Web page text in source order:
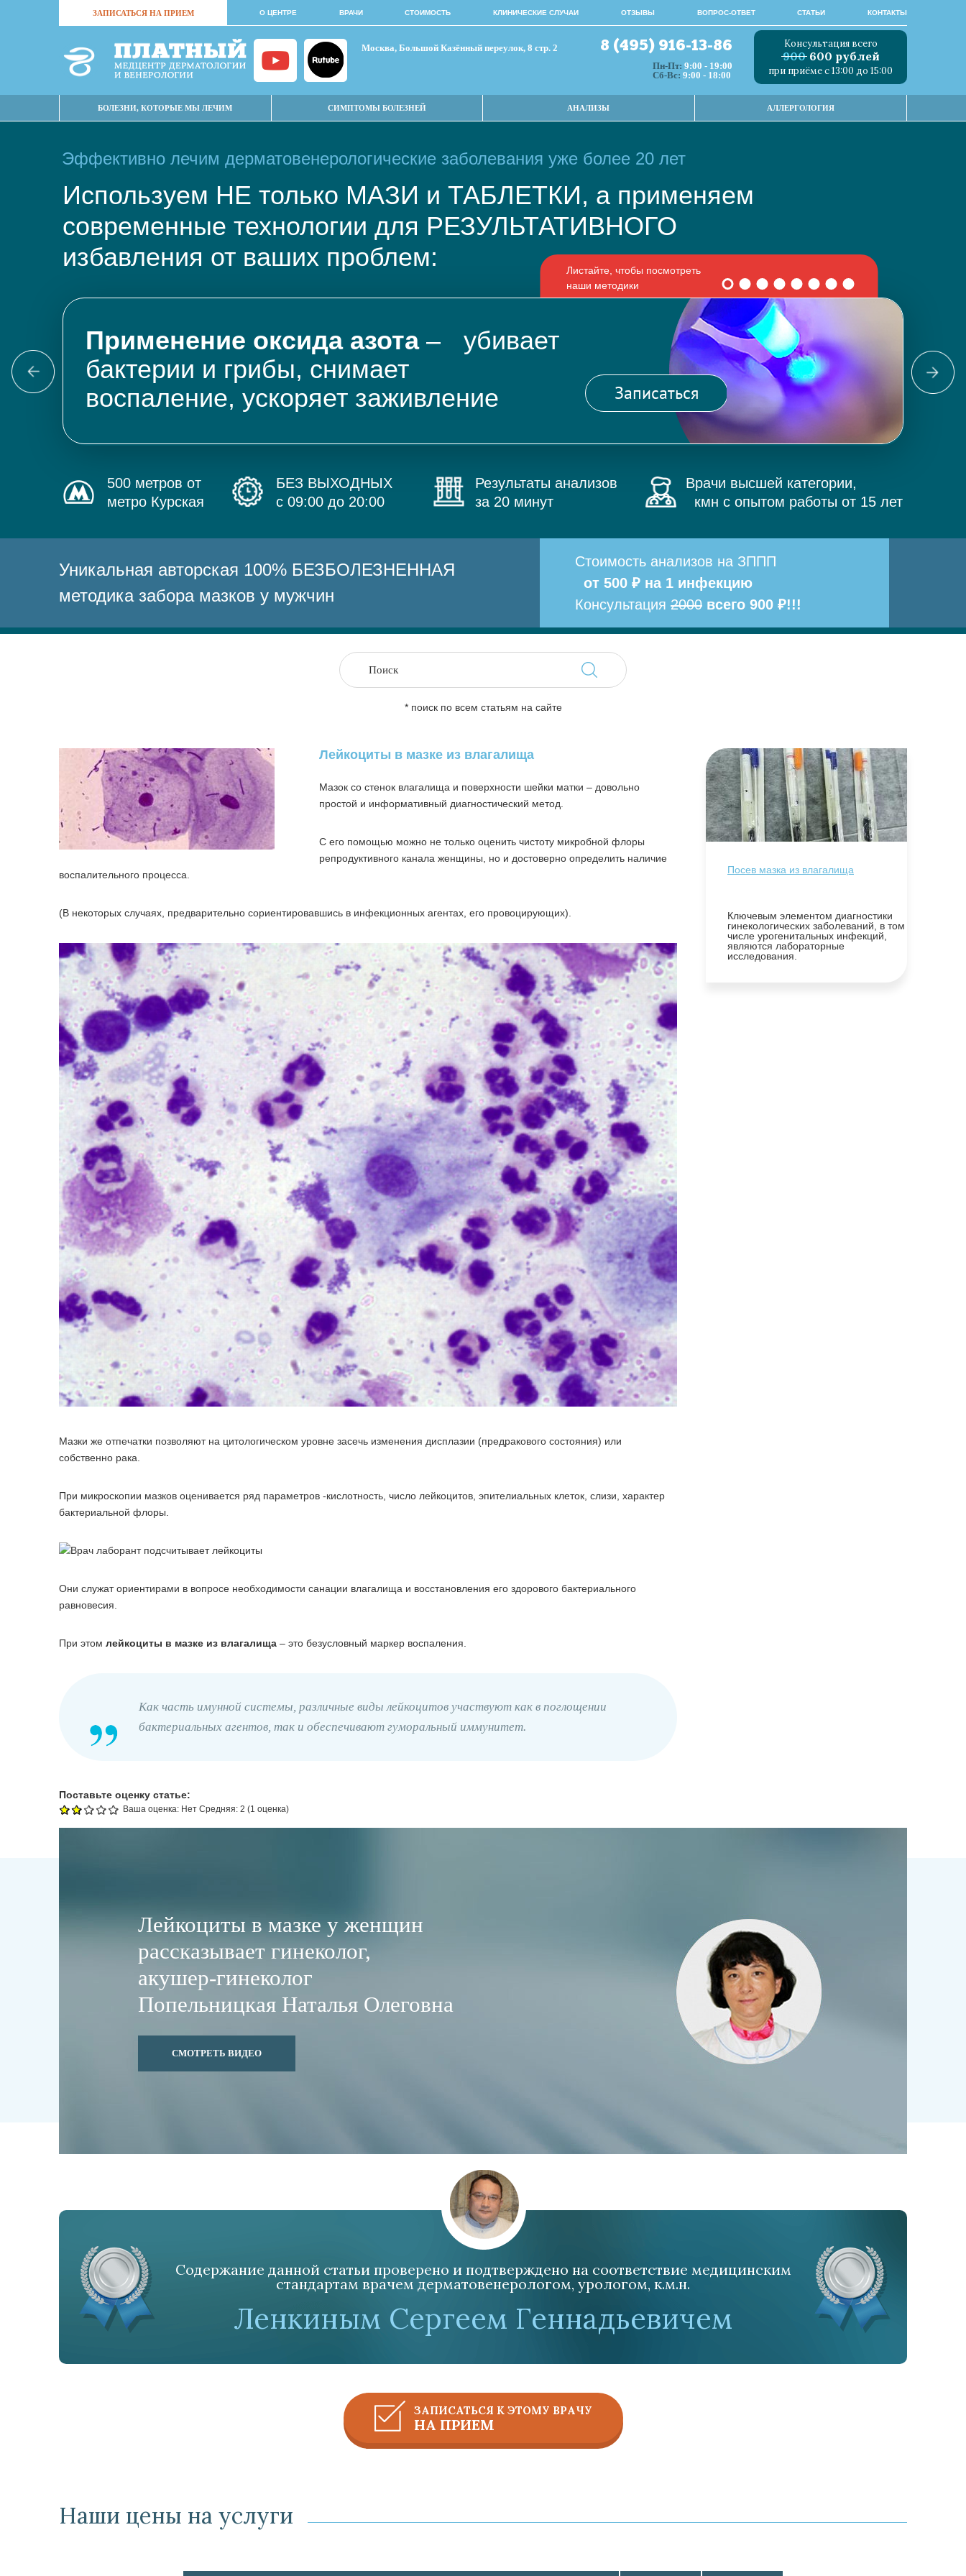
ЗАПИСАТЬСЯ НА ПРИЕМ О ЦЕНТРЕ ВРАЧИ СТОИМОСТЬ КЛИНИЧЕСКИЕ СЛУЧАИ ОТЗЫВЫ ВОПРОС-ОТВЕТ СТАТЬИ КОНТАКТЫ
Москва, Большой Казённый переулок, 8 стр. 2 8 (495) 916-13-86
Пн-Пт: 9:00 - 19:00
Сб-Вс: 9:00 - 18:00
Консультация всего
900 600 рублей
при приёме с 13:00 до 15:00
БОЛЕЗНИ, КОТОРЫЕ МЫ ЛЕЧИМ СИМПТОМЫ БОЛЕЗНЕЙ АНАЛИЗЫ АЛЛЕРГОЛОГИЯ
Эффективно лечим дерматовенерологические заболевания уже более 20 лет
Используем НЕ только МАЗИ и ТАБЛЕТКИ, а применяем
современные технологии для РЕЗУЛЬТАТИВНОГО
избавления от ваших проблем:
Применение оксида азота– убивает
бактерии и грибы, снимает
воспаление, ускоряет заживление
Записаться
и
500 метров от
метро Курская
БЕЗ ВЫХОДНЫХ
с 09:00 до 20:00
Результаты анализов
за 20 минут
Врачи высшей категории,
кмн с опытом работы от 15 лет
Уникальная авторская 100% БЕЗБОЛЕЗНЕННАЯ
методика забора мазков у мужчин
Стоимость анализов на ЗППП
от 500 ₽ на 1 инфекцию
Консультация 2000 всего 900 ₽!!!
* поиск по всем статьям на сайте
Лейкоциты в мазке из влагалища
Мазок со стенок влагалища и поверхности шейки матки – довольно
простой и информативный диагностический метод.
С его помощью можно не только оценить чистоту микробной флоры
репродуктивного канала женщины, но и достоверно определить наличие
воспалительного процесса.
(В некоторых случаях, предварительно сориентировавшись в инфекционных агентах, его провоцирующих).
Мазки же отпечатки позволяют на цитологическом уровне засечь изменения дисплазии (предракового состояния) или
собственно рака.
При микроскопии мазков оценивается ряд параметров -кислотность, число лейкоцитов, эпителиальных клеток, слизи, характер
бактериальной флоры.
Они служат ориентирами в вопросе необходимости санации влагалища и восстановления его здорового бактериального
равновесия.
При этом лейкоциты в мазке из влагалища – это безусловный маркер воспаления.
Как часть имунной системы, различные виды лейкоцитов участвуют как в поглощении
бактериальных агентов, так и обеспечивают гуморальный иммунитет.
Поставьте оценку статье:
Ваша оценка: Нет Средняя: 2 (1 оценка)
Посев мазка из влагалища
Ключевым элементом диагностики
гинекологических заболеваний, в том
числе урогенитальных инфекций,
являются лабораторные
исследования.
Лейкоциты в мазке у женщин
рассказывает гинеколог,
акушер-гинеколог
Попельницкая Наталья Олеговна
СМОТРЕТЬ ВИДЕО
Содержание данной статьи проверено и подтверждено на соответствие медицинским
стандартам врачем дерматовенерологом, урологом, к.м.н.
Ленкиным Сергеем Геннадьевичем
ЗАПИСАТЬСЯ К ЭТОМУ ВРАЧУ
НА ПРИЕМ
Наши цены на услуги